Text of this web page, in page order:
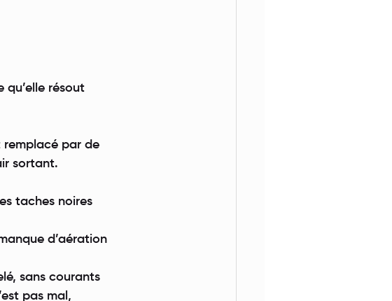
qu’elle résout
remplacé par de
sortant.
taches noires
d’aération
sans courants
pas mal,